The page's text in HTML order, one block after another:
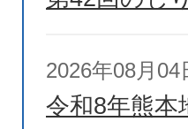
報
2026年08月04
令和8年熊本